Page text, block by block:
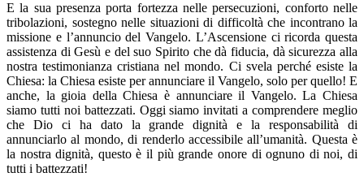
E la sua presenza porta fortezza nelle persecuzioni, conforto nelle
tribolazioni, sostegno nelle situazioni di difficoltà che incontrano la
missione e l’annuncio del Vangelo. L’Ascensione ci ricorda questa
assistenza di Gesù e del suo Spirito che dà fiducia, dà sicurezza alla
nostra testimonianza cristiana nel mondo. Ci svela perché esiste la
Chiesa: la Chiesa esiste per annunciare il Vangelo, solo per quello! E
anche, la gioia della Chiesa è annunciare il Vangelo. La Chiesa
siamo tutti noi battezzati. Oggi siamo invitati a comprendere meglio
che Dio ci ha dato la grande dignità e la responsabilità di
annunciarlo al mondo, di renderlo accessibile all’umanità. Questa è
la nostra dignità, questo è il più grande onore di ognuno di noi, di
tutti i battezzati!